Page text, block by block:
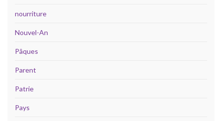
nourriture
Nouvel-An
Pâques
Parent
Patrie
Pays